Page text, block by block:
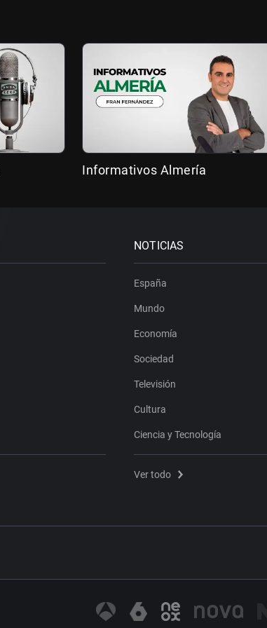
Informativos Almería
NOTICIAS
España
Mundo
Economía
Sociedad
Televisión
Cultura
Ciencia y Tecnología
Ver todo